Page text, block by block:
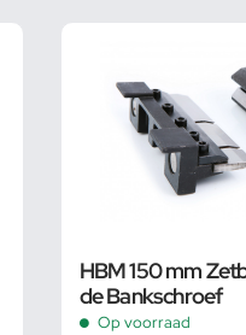
HBM 150 mm
de Bankschroef
Op voorraad